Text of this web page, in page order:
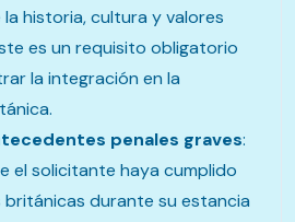
historia, cultura y valores
es un requisito obligatorio
la integración en la
penales graves:
el solicitante haya cumplido
británicas durante su estancia